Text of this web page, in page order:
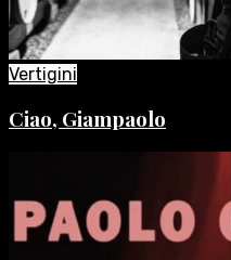
Vertigini
Ciao, Giampaolo